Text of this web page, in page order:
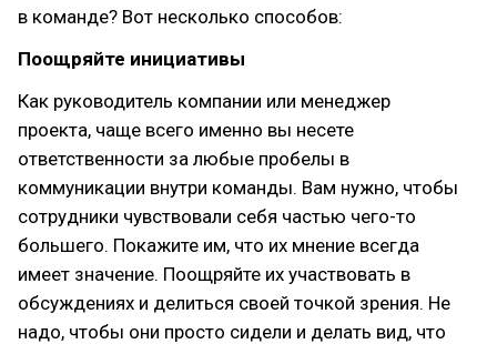
в команде? Вот несколько способов:
Поощряйте инициативы
Как руководитель компании или менеджер
проекта, чаще всего именно вы несете
ответственности за любые пробелы в
коммуникации внутри команды. Вам нужно, чтобы
сотрудники чувствовали себя частью чего-то
большего. Покажите им, что их мнение всегда
имеет значение. Поощряйте их участвовать в
обсуждениях и делиться своей точкой зрения. Не
надо, чтобы они просто сидели и делать вид, что